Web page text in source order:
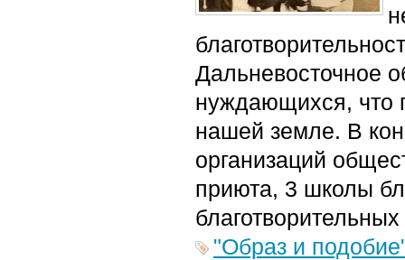
Дальневосточное
нуждающихся, что
нашей земле. В
организаций
приюта, 3 школы
"Образ и